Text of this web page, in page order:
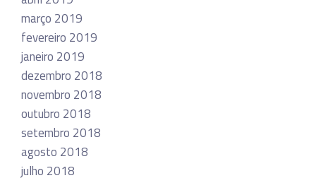
março 2019
fevereiro 2019
janeiro 2019
dezembro 2018
novembro 2018
outubro 2018
setembro 2018
agosto 2018
julho 2018